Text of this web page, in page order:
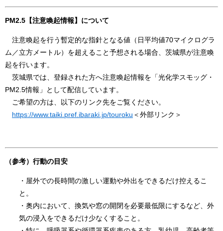
PM2.5【注意喚起情報】について
注意喚起を行う暫定的な指針となる値（日平均値70マイクログラ
ム／立方メートル）を超えること予想される場合、茨城県が注意喚
起を行います。
茨城県では、登録された方へ注意喚起情報を「光化学スモッグ・
PM2.5情報」として配信しています。
ご希望の方は、以下のリンク先をご覧ください。
https://www.taiki.pref.ibaraki.jp/touroku ＜外部リンク＞
（参考）行動の目安
・屋外での長時間の激しい運動や外出をできるだけ控えるこ
と。
・奥内において、換気や窓の開閉を必要最低限にするなど、外
気の浸入をできるだけ少なくすること。